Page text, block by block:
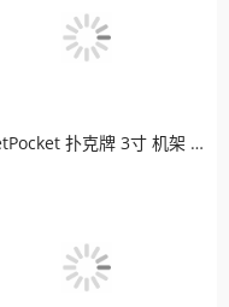
PicketPocket 扑克牌 3寸 机架 LED炫彩版穿越机